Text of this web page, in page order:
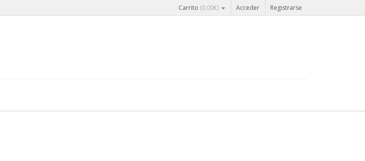
Carrito (0,00€) Acceder Registrarse